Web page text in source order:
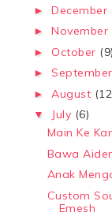
►December
►November
► October (9)
►September
► August
▼ July (6)
Main Ke
Bawa
Anak
Custom
Emesh